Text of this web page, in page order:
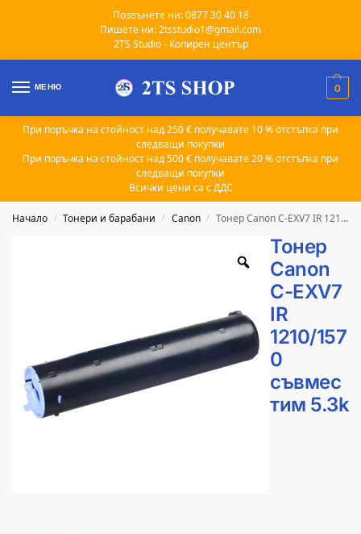
Позвънете ни: 0877 30 40 18
Пишете ни: 2tsstudio1@gmail.com
2TS Studio - Копирен център
МЕНЮ 0
При поръчка на стойност над 250 € получавате 10 % отстъпка при
следващи покупки
При поръчка на стойност над 500 € получавате 20 % отстъпка при
следващи покупки
Всички цени са с ДДС
Начало / Тонери и барабани / Canon / Тонер Canon C-EXV7 IR 1210/1570 съвместим 5.3k
Тонер
Canon
C-EXV7
IR
1210/157
0
съвмес
тим 5.3k